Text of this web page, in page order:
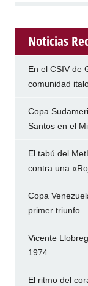
Noticias
En el CSIV de
comunidad
Copa
Santos en el
El tabú del
contra una
Copa
primer triunfo
Vicente
1974
El ritmo del